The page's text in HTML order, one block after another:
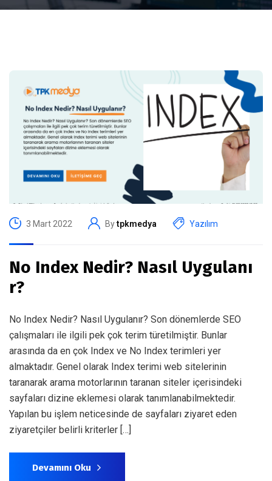
3 Mart 2022 Bytpkmedya Yazılım
No Index Nedir? Nasıl Uygulanı
r?
No Index Nedir? Nasıl Uygulanır? Son dönemlerde SEO
çalışmaları ile ilgili pek çok terim türetilmiştir. Bunlar
arasında da en çok Index ve No Index terimleri yer
almaktadır. Genel olarak Index terimi web sitelerinin
taranarak arama motorlarının taranan siteler içerisindeki
sayfaları dizine eklemesi olarak tanımlanabilmektedir.
Yapılan bu işlem neticesinde de sayfaları ziyaret eden
ziyaretçiler belirli kriterler […]
Devamını Oku